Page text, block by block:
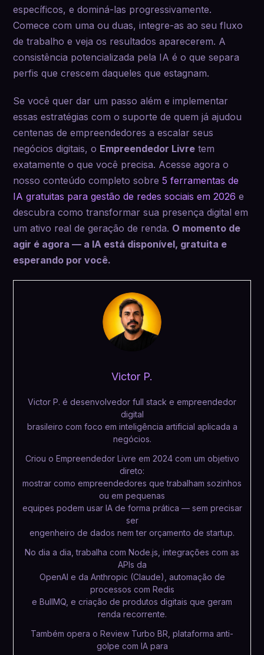
específicos, e dominá-las progressivamente.
Comece com uma ou duas, integre-as ao seu fluxo
de trabalho e veja os resultados aparecerem. A
consistência potencializada pela IA é o que separa
perfis que crescem daqueles que estagnam.
Se você quer dar um passo além e implementar
essas estratégias com o suporte de quem já ajudou
centenas de empreendedores a escalar seus
negócios digitais, o Empreendedor Livre tem
exatamente o que você precisa. Acesse agora o
nosso conteúdo completo sobre5 ferramentas de
IA gratuitas para gestão de redes sociais em 2026 e
descubra como transformar sua presença digital em
um ativo real de geração de renda. O momento de
agir é agora — a IA está disponível, gratuita e
esperando por você.
Victor P.
Victor P. é desenvolvedor full stack e empreendedor
digital
brasileiro com foco em inteligência artificial aplicada a
negócios.
Criou o Empreendedor Livre em 2024 com um objetivo
direto:
mostrar como empreendedores que trabalham sozinhos
ou em pequenas
equipes podem usar IA de forma prática — sem precisar
ser
engenheiro de dados nem ter orçamento de startup.
No dia a dia, trabalha com Node.js, integrações com as
APIs da
OpenAI e da Anthropic (Claude), automação de
processos com Redis
e BullMQ, e criação de produtos digitais que geram
renda recorrente.
Também opera o Review Turbo BR, plataforma anti-
golpe com IA para